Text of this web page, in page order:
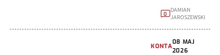
0 DAMIAN
JAROSZEWSKI
KONTA
08 MAJ
2026